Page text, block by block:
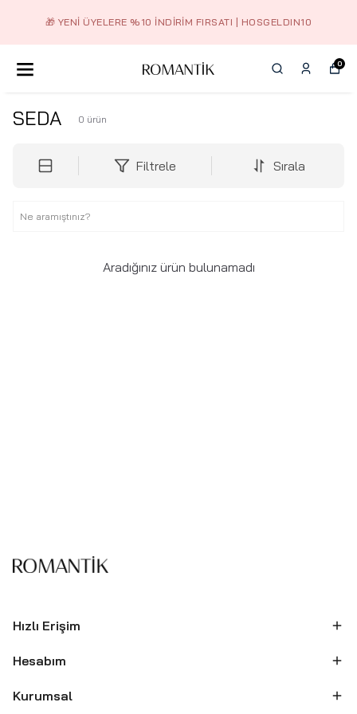
🎁 YENI ÜYELERE %10 İNDIRIM FIRSATI | HOSGELDIN10
0
SEDA 0 ürün
Filtrele Sırala
Aradığınız ürün bulunamadı
Hızlı Erişim
Hesabım
Kurumsal